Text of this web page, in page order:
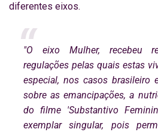
diferentes eixos.
"O eixo Mulher, recebeu
regulações pelas quais estas
especial, nos casos brasileiro
sobre as emancipações, a
do filme 'Substantivo
exemplar singular, pois